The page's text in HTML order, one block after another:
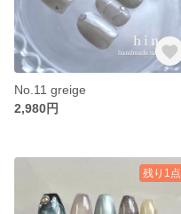
No.11 greige
2,980円
残り1点